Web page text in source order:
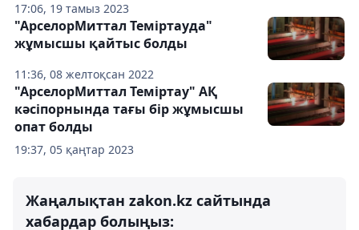
17:06, 19 тамыз 2023
11:36, 08 желтоқсан 2022
"АрселорМиттал Теміртауда"
жұмысшы қайтыс болды
19:37, 05 қаңтар 2023
"АрселорМиттал Теміртау" АҚ
кәсіпорнында тағы бір жұмысшы
опат болды
Жаңалықтан zakon.kz сайтында
хабардар болыңыз: